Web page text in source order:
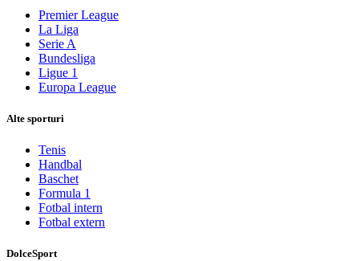
Premier League
La Liga
Serie A
Bundesliga
Ligue 1
Europa League
Alte sporturi
Tenis
Handbal
Baschet
Formula 1
Fotbal intern
Fotbal extern
DolceSport